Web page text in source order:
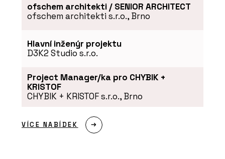
ofschem architekti / SENIOR ARCHITECT
ofschem architekti s.r.o., Brno
Hlavní inženýr projektu
D3K2 Studio s.r.o.
Project Manager/ka pro CHYBIK +
KRISTOF
CHYBIK + KRISTOF s.r.o., Brno
VÍCE NABÍDEK